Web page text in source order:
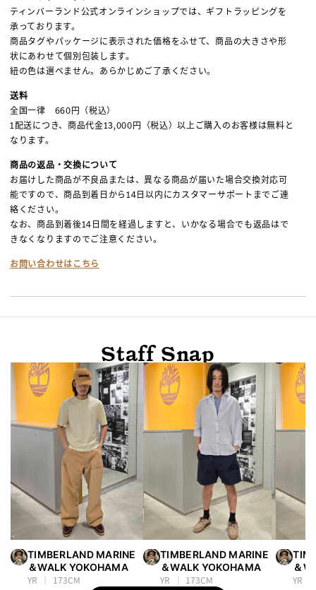
ティンバーランド公式オンラインショップでは、ギフトラッピングを
承っております。
商品タグやパッケージに表示された価格をふせて、商品の大きさや形
状にあわせて個別包装します。
紐の色は選べません。あらかじめご了承ください。
送料
全国一律 660円（税込）
1配送につき、商品代金13,000円（税込）以上ご購入のお客様は無料と
なります。
商品の返品・交換について
お届けした商品が不良品または、異なる商品が届いた場合交換対応可
能ですので、商品到着日から14日以内にカスタマーサポートまでご連
絡ください。
なお、商品到着後14日間を経過しますと、いかなる場合でも返品はで
きなくなりますのでご注意ください。
お問い合わせはこちら
Staff Snap
TIMBERLAND MARINE
＆WALK YOKOHAMA
YR
173CM
TIMBERLAND MARINE
＆WALK YOKOHAMA
YR
173CM
＆
YR